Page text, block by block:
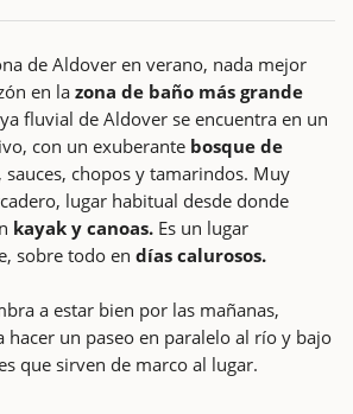
de Aldover en verano, nada mejor
en la zona de baño más grande
fluvial de Aldover se encuentra en un
con un exuberante bosque de
sauces, chopos y tamarindos. Muy
lugar habitual desde donde
kayak y canoas. Es un lugar
sobre todo en días calurosos.
a estar bien por las mañanas,
hacer un paseo en paralelo al río y bajo
que sirven de marco al lugar.